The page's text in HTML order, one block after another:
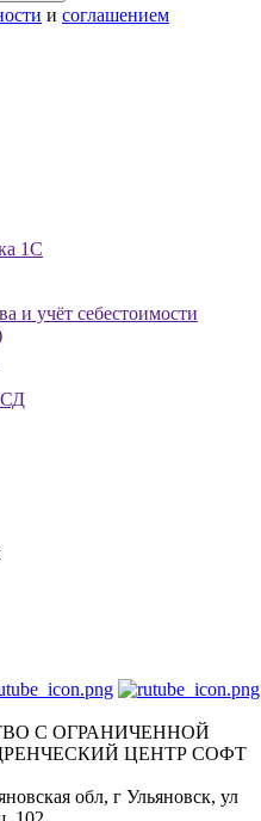
и соглашением
1С
и учёт себестоимости
С ОГРАНИЧЕННОЙ
ЦЕНТР СОФТ
обл, г Ульяновск, ул